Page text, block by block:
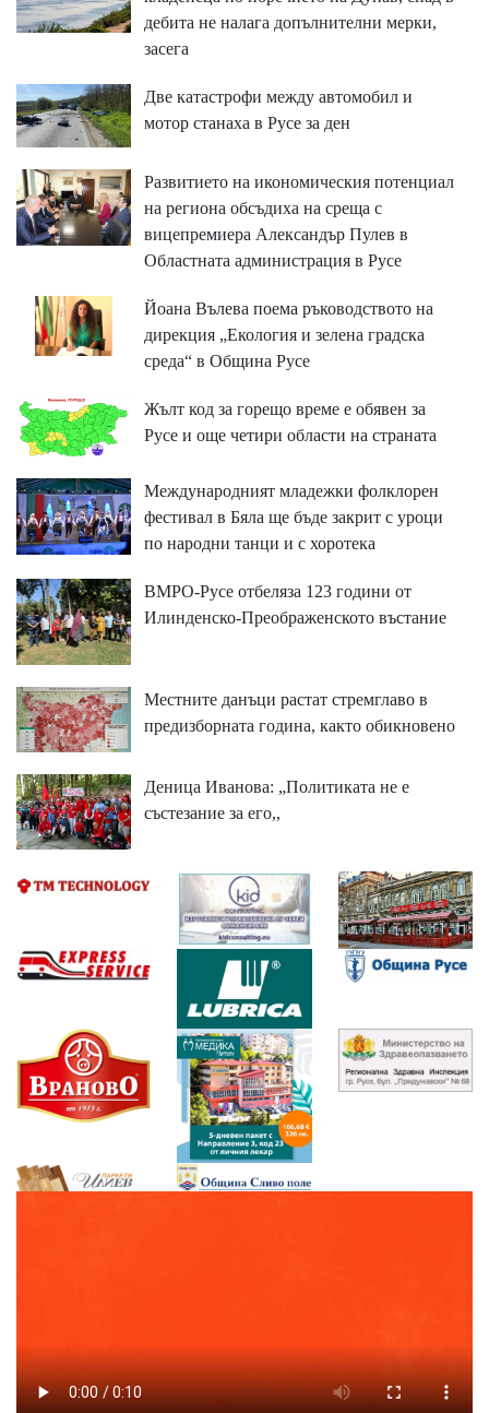
дебита не налага допълнителни мерки,
засега
Две катастрофи между автомобил и
мотор станаха в Русе за ден
Развитието на икономическия потенциал
на региона обсъдиха на среща с
вицепремиера Александър Пулев в
Областната администрация в Русе
Йоана Вълева поема ръководството на
дирекция „Екология и зелена градска
среда“ в Община Русе
Жълт код за горещо време е обявен за
Русе и още четири области на страната
Международният младежки фолклорен
фестивал в Бяла ще бъде закрит с уроци
по народни танци и с хоротека
ВМРО-Русе отбеляза 123 години от
Илинденско-Преображенското въстание
Местните данъци растат стремглаво в
предизборната година, както обикновено
Деница Иванова: „Политиката не е
състезание за его,,